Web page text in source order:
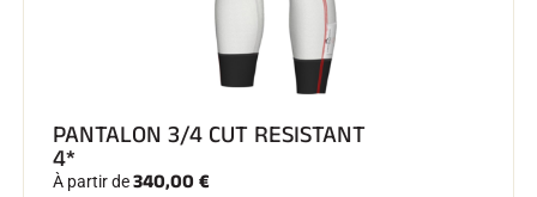
PANTALON 3/4 CUT RESISTANT
4*
À partir de340,00 €